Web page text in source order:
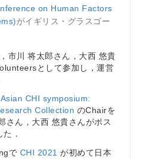
on Human Factors
がイギリス・グラスゴー
市川 将太郎さん，大西 悠貴
として参加し，運営
Asian CHI symposium:
Collection のChairを
さん，大西 悠貴さんがポス
．
で CHI 2021 が初めて日本